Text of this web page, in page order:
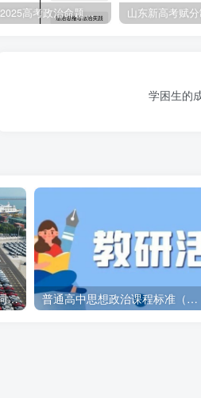
大会增加学生的阅读负担，影响
2025高考政治命题纲要解读 山东新高考赋
学困生的
经济学家谈2024中国经济热词:宏观调控的一次里程碑式出手 普通高中思想政治课程标准（2017年版2020年修订）（PDF版）